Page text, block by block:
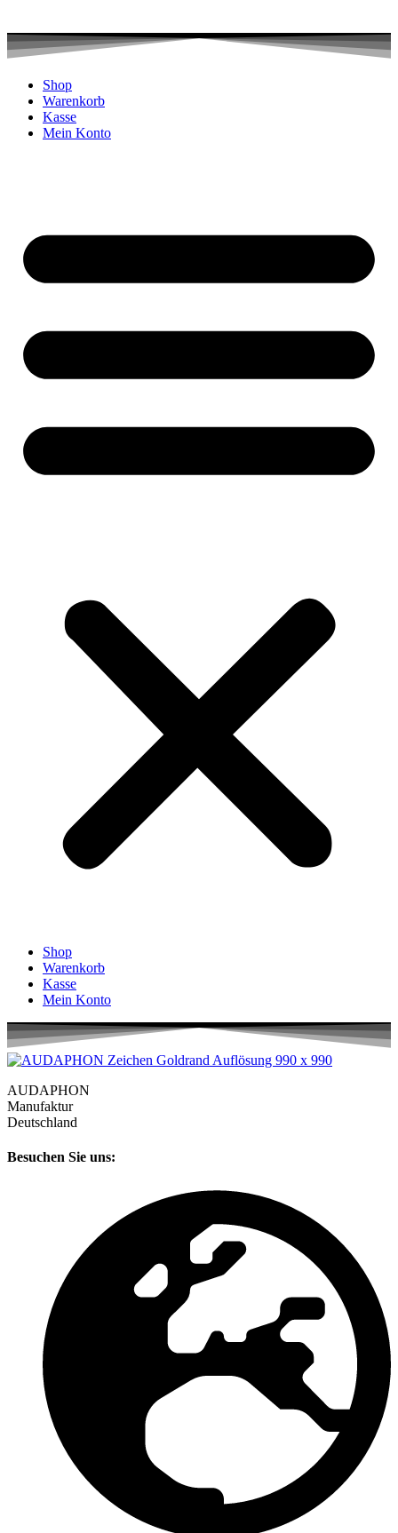
Shop
Warenkorb
Kasse
Mein Konto
Shop
Warenkorb
Kasse
Mein Konto
AUDAPHON
Manufaktur
Deutschland
Besuchen Sie uns: